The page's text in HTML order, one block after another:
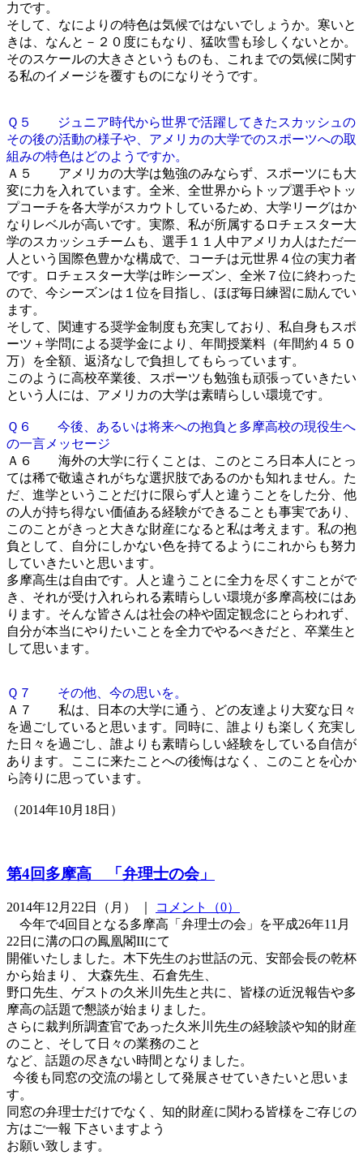
力です。
そして、なによりの特色は気候ではないでしょうか。寒いと
きは、なんと－２０度にもなり、猛吹雪も珍しくないとか。
そのスケールの大きさというものも、これまでの気候に関す
る私のイメージを覆すものになりそうです。
Ｑ５ ジュニア時代から世界で活躍してきたスカッシュの
その後の活動の様子や、アメリカの大学でのスポーツへの取
組みの特色はどのようですか。
Ａ５ アメリカの大学は勉強のみならず、スポーツにも大
変に力を入れています。全米、全世界からトップ選手やトッ
プコーチを各大学がスカウトしているため、大学リーグはか
なりレベルが高いです。実際、私が所属するロチェスター大
学のスカッシュチームも、選手１１人中アメリカ人はただ一
人という国際色豊かな構成で、コーチは元世界４位の実力者
です。ロチェスター大学は昨シーズン、全米７位に終わった
ので、今シーズンは１位を目指し、ほぼ毎日練習に励んでい
ます。
そして、関連する奨学金制度も充実しており、私自身もスポ
ーツ＋学問による奨学金により、年間授業料（年間約４５０
万）を全額、返済なしで負担してもらっています。
このように高校卒業後、スポーツも勉強も頑張っていきたい
という人には、アメリカの大学は素晴らしい環境です。
Ｑ６ 今後、あるいは将来への抱負と多摩高校の現役生へ
の一言メッセージ
Ａ６ 海外の大学に行くことは、このところ日本人にとっ
ては稀で敬遠されがちな選択肢であるのかも知れません。た
だ、進学ということだけに限らず人と違うことをした分、他
の人が持ち得ない価値ある経験ができることも事実であり、
このことがきっと大きな財産になると私は考えます。私の抱
負として、自分にしかない色を持てるようにこれからも努力
していきたいと思います。
多摩高生は自由です。人と違うことに全力を尽くすことがで
き、それが受け入れられる素晴らしい環境が多摩高校にはあ
ります。そんな皆さんは社会の枠や固定観念にとらわれず、
自分が本当にやりたいことを全力でやるべきだと、卒業生と
して思います。
Ｑ７ その他、今の思いを。
Ａ７ 私は、日本の大学に通う、どの友達より大変な日々
を過ごしていると思います。同時に、誰よりも楽しく充実し
た日々を過ごし、誰よりも素晴らしい経験をしている自信が
あります。ここに来たことへの後悔はなく、このことを心か
ら誇りに思っています。
（2014年10月18日）
第4回多摩高 「弁理士の会」
2014年12月22日（月） ｜
コメント（0）
今年で4回目となる多摩高「弁理士の会」を平成26年11月
22日に溝の口の鳳凰閣IIにて
開催いたしました。木下先生のお世話の元、安部会長の乾杯
から始まり、 大森先生、石倉先生、
野口先生、ゲストの久米川先生と共に、皆様の近況報告や多
摩高の話題で懇談が始まりました。
さらに裁判所調査官であった久米川先生の経験談や知的財産
のこと、そして日々の業務のこと
など、話題の尽きない時間となりました。
今後も同窓の交流の場として発展させていきたいと思いま
す。
同窓の弁理士だけでなく、知的財産に関わる皆様をご存じの
方はご一報 下さいますよう
お願い致します。